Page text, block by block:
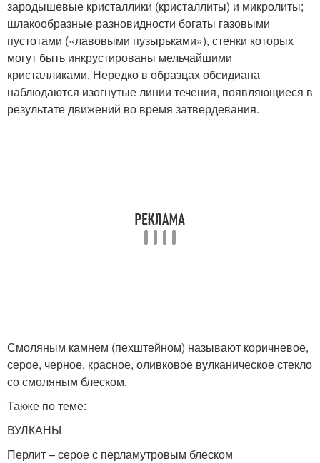
зародышевые кристаллики (кристаллиты) и микролиты;
шлакообразные разновидности богаты газовыми
пустотами («лавовыми пузырьками»), стенки которых
могут быть инкрустированы мельчайшими
кристалликами. Нередко в образцах обсидиана
наблюдаются изогнутые линии течения, появляющиеся в
результате движений во время затвердевания.
Смоляным камнем (пехштейном) называют коричневое,
серое, черное, красное, оливковое вулканическое стекло
со смоляным блеском.
Также по теме:
ВУЛКАНЫ
Перлит – серое с перламутровым блеском